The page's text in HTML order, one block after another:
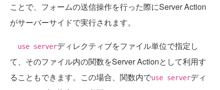
ことで、フォームの送信操作を行った際にServer Action
がサーバーサイドで実行されます。
use serverディレクティブをファイル単位で指定し
て、そのファイル内の関数をServer Actionとして利用す
ることもできます。この場合、関数内でuse serverディ